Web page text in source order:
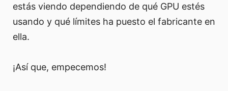
estás viendo dependiendo de qué GPU estés
usando y qué límites ha puesto el fabricante en
ella.
¡Así que, empecemos!